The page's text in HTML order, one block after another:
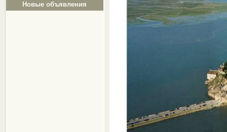
Новые объявления